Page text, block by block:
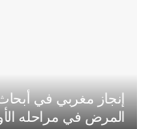
إنجاز مغربي في
المرض في مراحله